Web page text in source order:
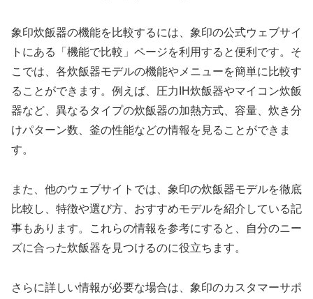
象印炊飯器の機能を比較するには、象印の公式ウェブサイ
トにある「機能で比較」ページを利用すると便利です。そ
こでは、各炊飯器モデルの機能やメニューを簡単に比較す
ることができます。例えば、圧力IH炊飯器やマイコン炊飯
器など、異なるタイプの炊飯器の加熱方式、容量、炊き分
けパターン数、釜の性能などの情報を見ることができま
す。
また、他のウェブサイトでは、象印の炊飯器モデルを徹底
比較し、特徴や選び方、おすすめモデルを紹介している記
事もあります。これらの情報を参考にすると、自分のニー
ズに合った炊飯器を見つけるのに役立ちます。
さらに詳しい情報が必要な場合は、象印のカスタマーサポ